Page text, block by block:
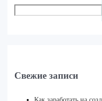
Свежие записи